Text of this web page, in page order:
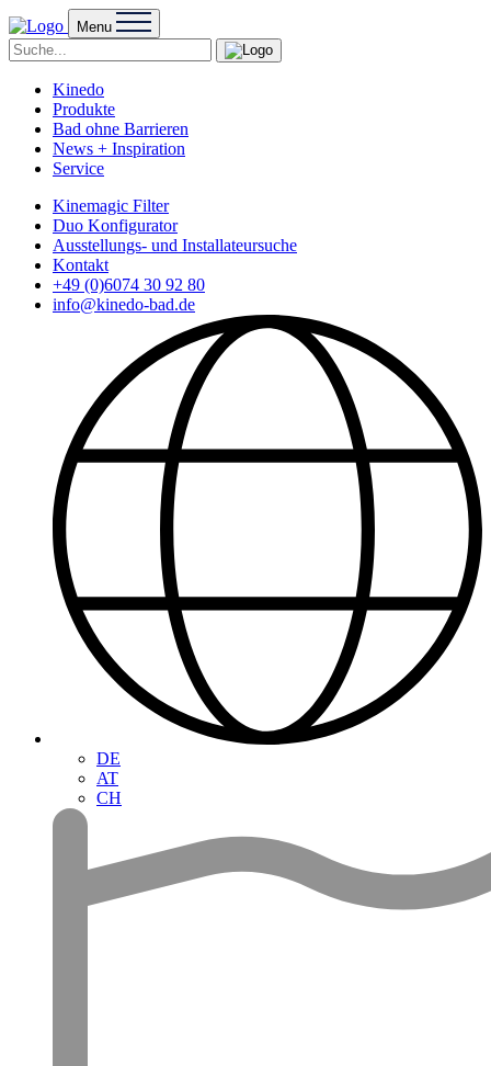
Menu
Kinedo
Produkte
Bad ohne Barrieren
News + Inspiration
Service
Kinemagic Filter
Duo Konfigurator
Ausstellungs- und Installateursuche
Kontakt
+49 (0)6074 30 92 80
info@kinedo-bad.de
DE
AT
CH